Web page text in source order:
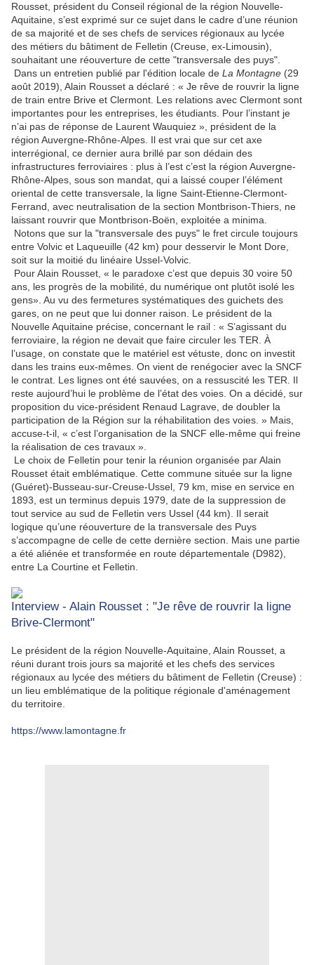
Rousset, président du Conseil régional de la région Nouvelle-
Aquitaine, s’est exprimé sur ce sujet dans le cadre d’une réunion
de sa majorité et de ses chefs de services régionaux au lycée
des métiers du bâtiment de Felletin (Creuse, ex-Limousin),
souhaitant une réouverture de cette "transversale des puys".
Dans un entretien publié par l'édition locale de La Montagne (29
août 2019), Alain Rousset a déclaré : « Je rêve de rouvrir la ligne
de train entre Brive et Clermont. Les relations avec Clermont sont
importantes pour les entreprises, les étudiants. Pour l’instant je
n’ai pas de réponse de Laurent Wauquiez », président de la
région Auvergne-Rhône-Alpes. Il est vrai que sur cet axe
interrégional, ce dernier aura brillé par son dédain des
infrastructures ferroviaires : plus à l’est c’est la région Auvergne-
Rhône-Alpes, sous son mandat, qui a laissé couper l’élément
oriental de cette transversale, la ligne Saint-Etienne-Clermont-
Ferrand, avec neutralisation de la section Montbrison-Thiers, ne
laissant rouvrir que Montbrison-Boën, exploitée a minima.
Notons que sur la "transversale des puys" le fret circule toujours
entre Volvic et Laqueuille (42 km) pour desservir le Mont Dore,
soit sur la moitié du linéaire Ussel-Volvic.
Pour Alain Rousset, « le paradoxe c’est que depuis 30 voire 50
ans, les progrès de la mobilité, du numérique ont plutôt isolé les
gens». Au vu des fermetures systématiques des guichets des
gares, on ne peut que lui donner raison. Le président de la
Nouvelle Aquitaine précise, concernant le rail : « S’agissant du
ferroviaire, la région ne devait que faire circuler les TER. À
l’usage, on constate que le matériel est vétuste, donc on investit
dans les trains eux-mêmes. On vient de renégocier avec la SNCF
le contrat. Les lignes ont été sauvées, on a ressuscité les TER. Il
reste aujourd’hui le problème de l’état des voies. On a décidé, sur
proposition du vice-président Renaud Lagrave, de doubler la
participation de la Région sur la réhabilitation des voies. » Mais,
accuse-t-il, « c’est l’organisation de la SNCF elle-même qui freine
la réalisation de ces travaux ».
Le choix de Felletin pour tenir la réunion organisée par Alain
Rousset était emblématique. Cette commune située sur la ligne
(Guéret)-Busseau-sur-Creuse-Ussel, 79 km, mise en service en
1893, est un terminus depuis 1979, date de la suppression de
tout service au sud de Felletin vers Ussel (44 km). Il serait
logique qu’une réouverture de la transversale des Puys
s’accompagne de celle de cette dernière section. Mais une partie
a été aliénée et transformée en route départementale (D982),
entre La Courtine et Felletin.
Interview - Alain Rousset : "Je rêve de rouvrir la ligne
Brive-Clermont"
Le président de la région Nouvelle-Aquitaine, Alain Rousset, a
réuni durant trois jours sa majorité et les chefs des services
régionaux au lycée des métiers du bâtiment de Felletin (Creuse) :
un lieu emblématique de la politique régionale d'aménagement
du territoire.
https://www.lamontagne.fr